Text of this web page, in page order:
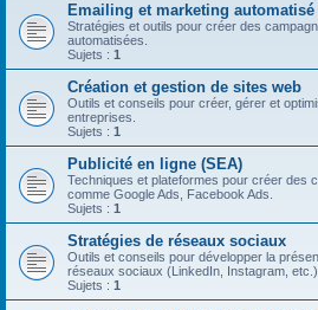
Emailing et marketing automatisé
Stratégies et outils pour créer des
automatisées.
Sujets : 1
Création et gestion de sites web
Outils et conseils pour créer, gérer et
entreprises.
Sujets : 1
Publicité en ligne (SEA)
Techniques et plateformes pour créer des
comme Google Ads, Facebook Ads.
Sujets : 1
Stratégies de réseaux sociaux
Outils et conseils pour développer la
réseaux sociaux (LinkedIn, Instagram, etc.).
Sujets : 1